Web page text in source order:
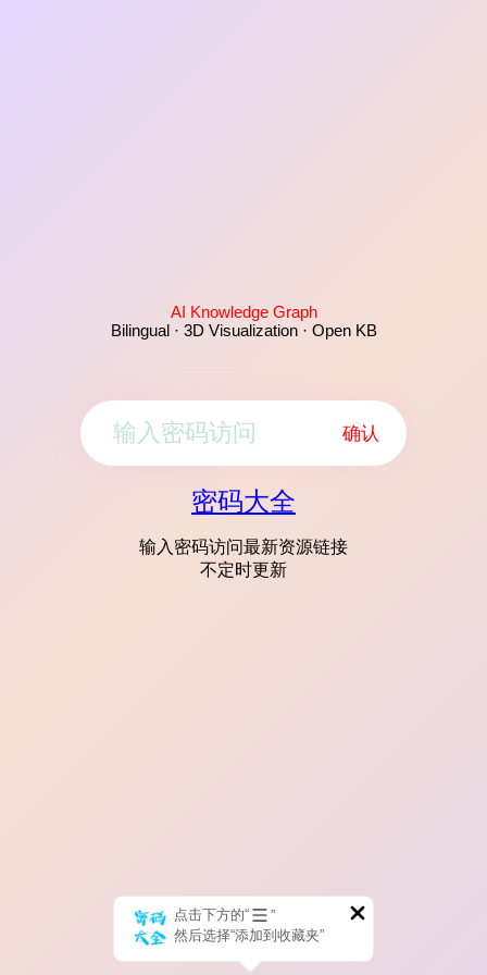
AI Knowledge Graph
Bilingual · 3D Visualization · Open KB
确认
密码大全
输入密码访问最新资源链接
不定时更新
点击下方的“
”
然后选择“添加到收藏夹”